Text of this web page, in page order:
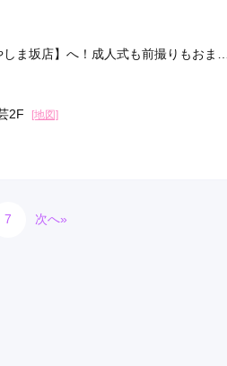
ま坂店】へ！成人式も前撮りもおま
2F
[地図]
7 次へ»